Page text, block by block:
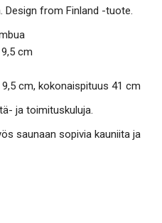
Design from Finland -tuote.
cm
cm, kokonaispituus 41 cm
ja toimituskuluja.
saunaan sopivia kauniita ja